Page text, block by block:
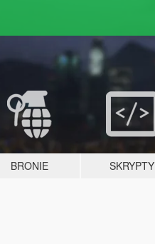
BRONIE SKRYPTY